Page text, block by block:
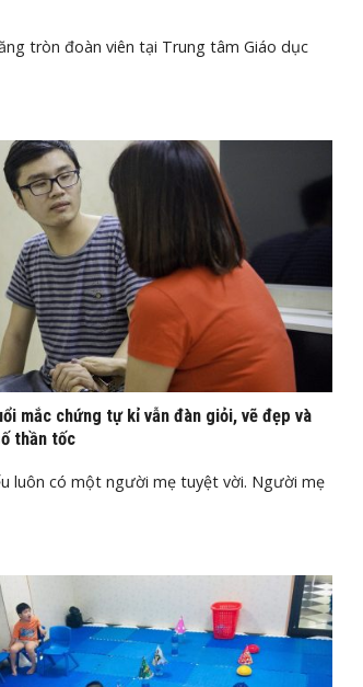
tròn đoàn viên tại Trung tâm Giáo dục
mắc chứng tự kỉ vẫn đàn giỏi, vẽ đẹp và
thần tốc
luôn có một người mẹ tuyệt vời. Người mẹ